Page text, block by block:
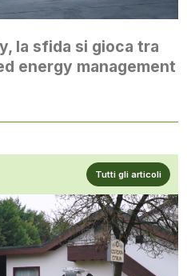
la sfida si gioca tra
energy management
Tutti gli articoli